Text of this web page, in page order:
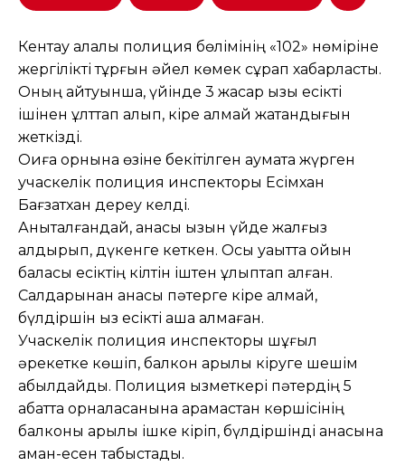
Кентау қалалық полиция бөлімінің «102» нөміріне
жергілікті тұрғын әйел көмек сұрап хабарласты.
Оның айтуынша, үйінде 3 жасар қызы есікті
ішінен құлттап алып, кіре алмай жатқандығын
жеткізді.
Оқиға орнына өзіне бекітілген аумақта жүрген
учаскелік полиция инспекторы Есімхан
Бағзатхан дереу келді.
Анықталғандай, анасы қызын үйде жалғыз
қалдырып, дүкенге кеткен. Осы уақытта ойын
баласы есіктің кілтін іштен құлыптап алған.
Салдарынан анасы пәтерге кіре алмай,
бүлдіршін қыз есікті аша алмаған.
Учаскелік полиция инспекторы шұғыл
әрекетке көшіп, балкон арқылы кіруге шешім
қабылдайды. Полиция қызметкері пәтердің 5
қабатта орналасқанына қарамастан көршісінің
балконы арқылы ішке кіріп, бүлдіршінді анасына
аман-есен табыстады.